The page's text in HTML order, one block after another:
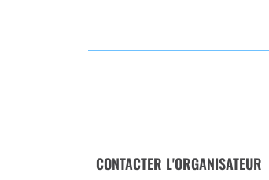
CONTACTER L'ORGANISATEUR